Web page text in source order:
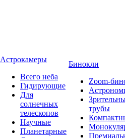
Астрокамеры
Всего неба
Гидирующие
Для
солнечных
телескопов
Научные
Планетарные
Бинокли
Zoom-
трубы